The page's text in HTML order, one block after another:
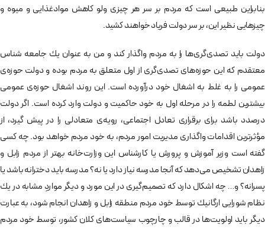
بنابراين طبيعی است كه مردم بر سر هر چيزی ولو كاهش موادغذايی و ميوه و
چيزهايی نظير اين، بر سر دولت فرياد خواهند كشيد.
دولت بايد تصدی‌گری‌ها را به مردم واگذار كند و من به عنوان يك جامعه شناس
معتقدم كه اين حوزه‌های تصدی‌گری از اول متعلق به مردم بوده و دولت حوزه‌ی
عمومی را به غلط به اشغال خود درآورده است. اين روند اشغال حوزه‌ی عمومی
بيشترين لطمه را در مرحله اول به خود حاكميت و دولت وارد كرده است. اگر دولت
درصدد باشد برای برقراری تعادل اجتماعی، رويه‌ی متعادلی را در پيش گيرد، از
مؤثرترين اقدامات واگذاری مديريت امور مردم، به خود مردم خواهد بود. چه كسی
گفته است وزير آموزش و پرورش يا كارشناس اين وزارت‌خانه بهتر از مردم زابل و
زاهدان تشخيص می‌دهد كه آنجا مدرسه نياز دارد يا نه؟ مدرسه بايد دخترانه باشد يا
پسرانه؟ و… چه اشكال دارد كه تصميم‌گيری در اين مورد و ديگر مواردِ مشابه در يك
نظام شورايی ارگانيك توسط خود مردم منطقه زابل و زاهدان انجام شود، به عبارت
ديگر بايد اولويت‌ها در قالب و چارچوب سياست‌های كلان كشور، توسط خود مردم